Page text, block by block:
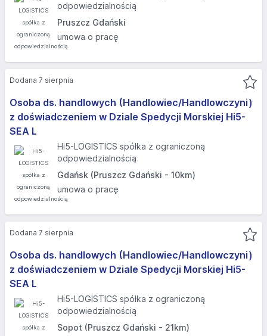
odpowiedzialnością
Pruszcz Gdański
umowa o pracę
Osoba ds. handlowych (Handlowiec/Handlowczyni)
z doświadczeniem w Dziale Spedycji Morskiej Hi5-
SEA L
Hi5-LOGISTICS spółka z ograniczoną
odpowiedzialnością
Gdańsk (Pruszcz Gdański - 10km)
umowa o pracę
Dodana 7 sierpnia
Osoba ds. handlowych (Handlowiec/Handlowczyni)
z doświadczeniem w Dziale Spedycji Morskiej Hi5-
SEA L
Hi5-LOGISTICS spółka z ograniczoną
odpowiedzialnością
Sopot (Pruszcz Gdański - 21km)
Dodana 7 sierpnia